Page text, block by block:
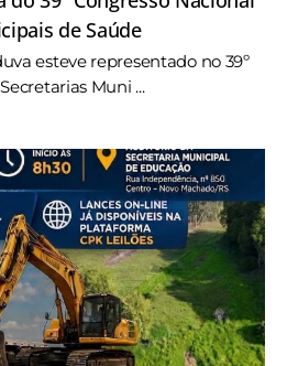
de Saúde
esteve representado no 39º
Muni ...